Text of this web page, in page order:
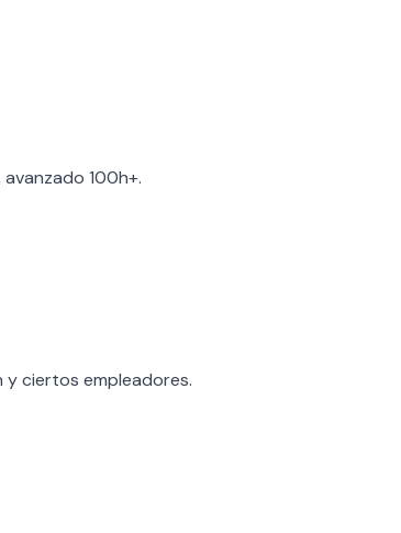
100h+.
y ciertos empleadores.